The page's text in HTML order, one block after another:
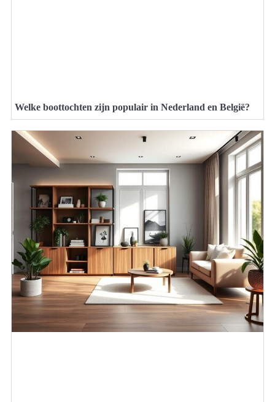
Welke boottochten zijn populair in Nederland en België?